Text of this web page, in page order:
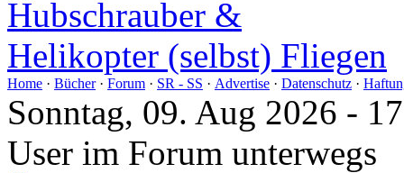
Home · Bücher· Forum · SR - SS · Advertise · Datenschutz ·
Sonntag, 09. Aug 2026 -
User im Forum unterwegs